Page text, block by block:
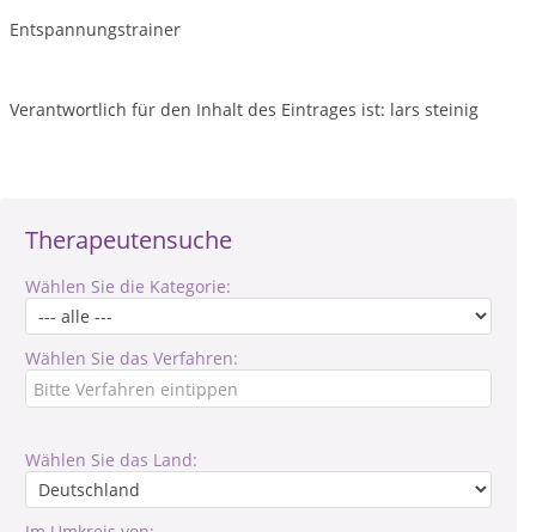
Therapeutensuche
Wählen Sie die Kategorie:
Wählen Sie das Verfahren:
Wählen Sie das Land:
Entspannungstrainer
Verantwortlich für den Inhalt des Eintrages ist: lars steinig